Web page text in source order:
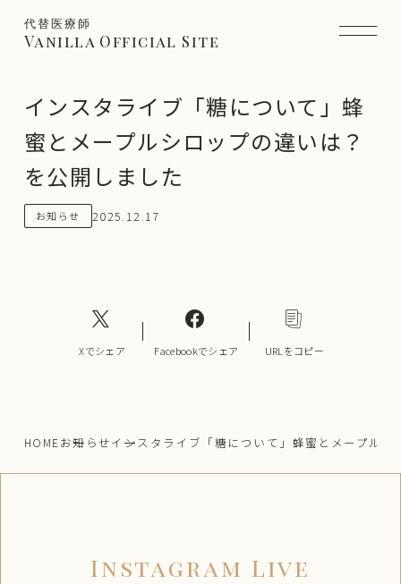
代替医療師
Vanilla Official Site
インスタライブ「糖について」蜂
蜜とメープルシロップの違いは？
を公開しました
お知らせ 2025.12.17
Xでシェア Facebookでシェア URLをコピー
HOMEお知らせインスタライブ「糖について」蜂蜜とメープル
Instagram Live